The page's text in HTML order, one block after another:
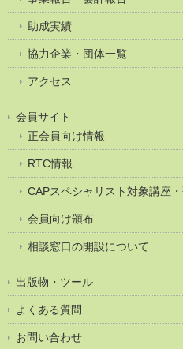
助成実績
協力企業・団体一覧
アクセス
会員サイト
正会員向け情報
RTC情報
CAPスペシャリスト対象講座
会員向け頒布
相談窓口の開設について
出版物・ツール
よくある質問
お問い合わせ